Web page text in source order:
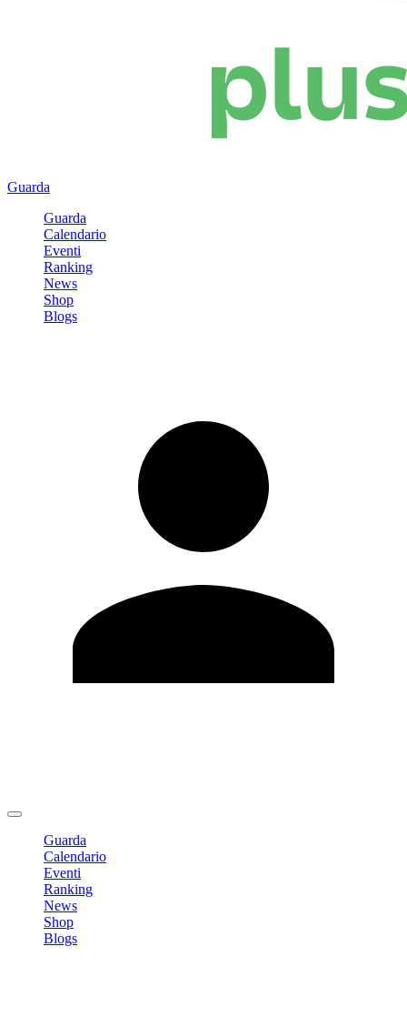
Guarda
Guarda
Calendario
Eventi
Ranking
News
Shop
Blogs
Guarda
Calendario
Eventi
Ranking
News
Shop
Blogs